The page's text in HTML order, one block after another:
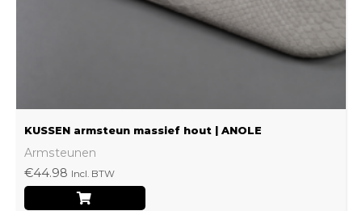
KUSSEN armsteun massief hout | ANOLE
Armsteunen
€44.98 Incl. BTW
worden